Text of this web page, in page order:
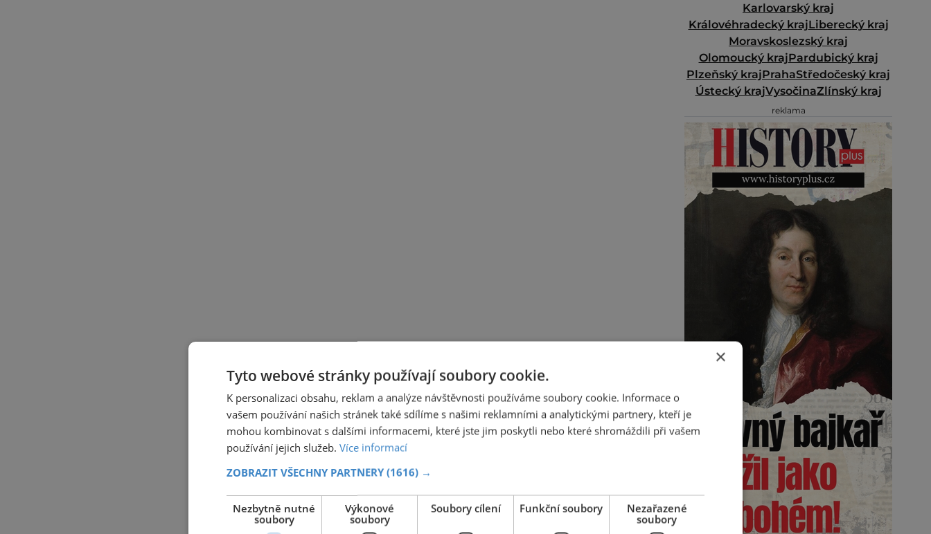
Karlovarský kraj
Královéhradecký krajLiberecký kraj
Moravskoslezský kraj
Olomoucký krajPardubický kraj
Plzeňský krajPrahaStředočeský kraj
Ústecký krajVysočinaZlínský kraj
reklama
×
Tyto webové stránky používají soubory cookie.
K personalizaci obsahu, reklam a analýze návštěvnosti používáme soubory cookie. Informace o
vašem používání našich stránek také sdílíme s našimi reklamními a analytickými partnery, kteří je
mohou kombinovat s dalšími informacemi, které jste jim poskytli nebo které shromáždili při vašem
používání jejich služeb. Více informací
ZOBRAZIT VŠECHNY PARTNERY (1616) →
Nezbytně nutné
soubory
Výkonové
soubory
Soubory cílení Funkční soubory
Nezařazené
soubory